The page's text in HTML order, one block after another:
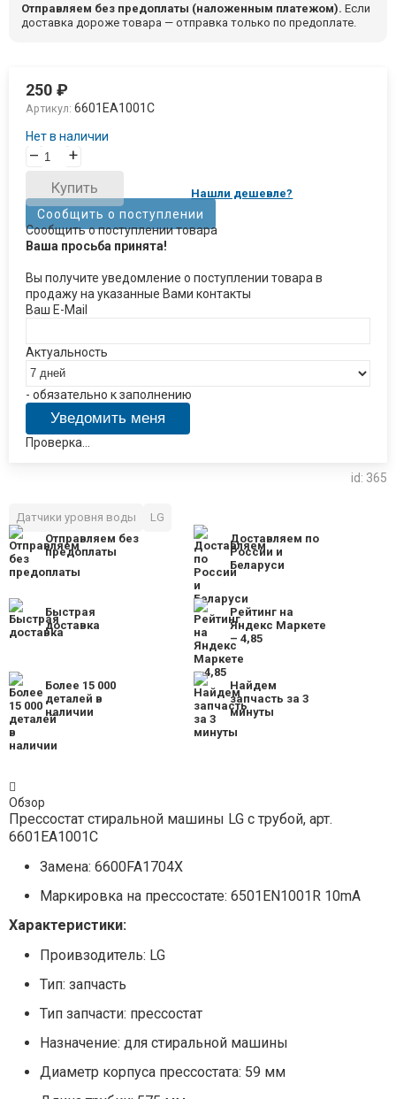
Отправляем без предоплаты (наложенным платежом). Если
доставка дороже товара — отправка только по предоплате.
250₽
Артикул: 6601EA1001C
Нет в наличии
– +
Купить Нашли дешевле?
Сообщить о поступлении
Сообщить о поступлении товара
Ваша просьба принята!
Вы получите уведомление о поступлении товара в
продажу на указанные Вами контакты
Ваш E-Mail
Актуальность
- обязательно к заполнению
Проверка...
id: 365
Датчики уровня воды
LG
Отправляем без
предоплаты
Доставляем по
России и
Беларуси
Быстрая
доставка
Рейтинг на
Яндекс Маркете
– 4,85
Более 15 000
деталей в
наличии
Найдем
запчасть за 3
минуты
Обзор
Прессостат стиральной машины LG с трубой, арт.
6601EA1001C
Замена: 6600FA1704X
Маркировка на прессостате: 6501EN1001R 10mA
Характеристики:
Проивзодитель: LG
Тип: запчасть
Тип запчасти: прессостат
Назначение: для стиральной машины
Диаметр корпуса прессостата: 59 мм